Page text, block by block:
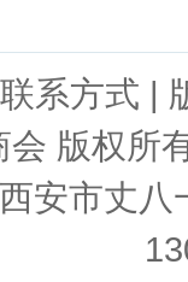
联系方式 |
版权所
安市丈